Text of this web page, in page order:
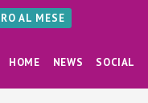
AL MESE
HOME NEWS SOCIAL